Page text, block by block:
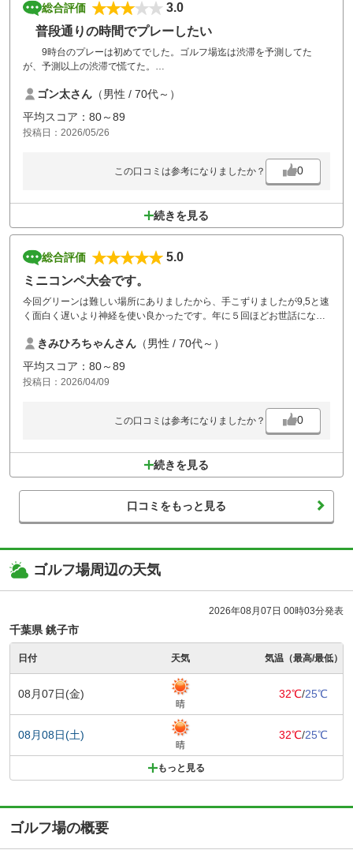
総合評価
3.0
普段通りの時間でプレーしたい
9時台のプレーは初めてでした。ゴルフ場迄は渋滞を予測してた
が、予測以上の渋滞で慌てた。
す。
受付、スタッフ等気持ち良い対応だった。昼食は、他のPGMで美味し
かったので同じメニューにしたが、ハズレました。
ゴン太さん （男性 / 70代～）
平均スコア：80～89
投稿日：2026/05/26
この口コミは参考になりましたか？ 0
続きを見る
総合評価
5.0
ミニコンペ大会です。
今回グリーンは難しい場所にありましたから、手こずりましたが9,5と速
く面白く遅いより神経を使い良かったです。年に５回ほどお世話になり
きみひろちゃんさん （男性 / 70代～）
平均スコア：80～89
投稿日：2026/04/09
この口コミは参考になりましたか？ 0
続きを見る
口コミをもっと見る
ゴルフ場周辺の天気
2026年08月07日 00時03分発表
千葉県 銚子市
日付 天気 気温（最高/最低）
08月07日(金)
晴
32℃/25℃
08月08日(土)
晴
32℃/25℃
もっと見る
ゴルフ場の概要